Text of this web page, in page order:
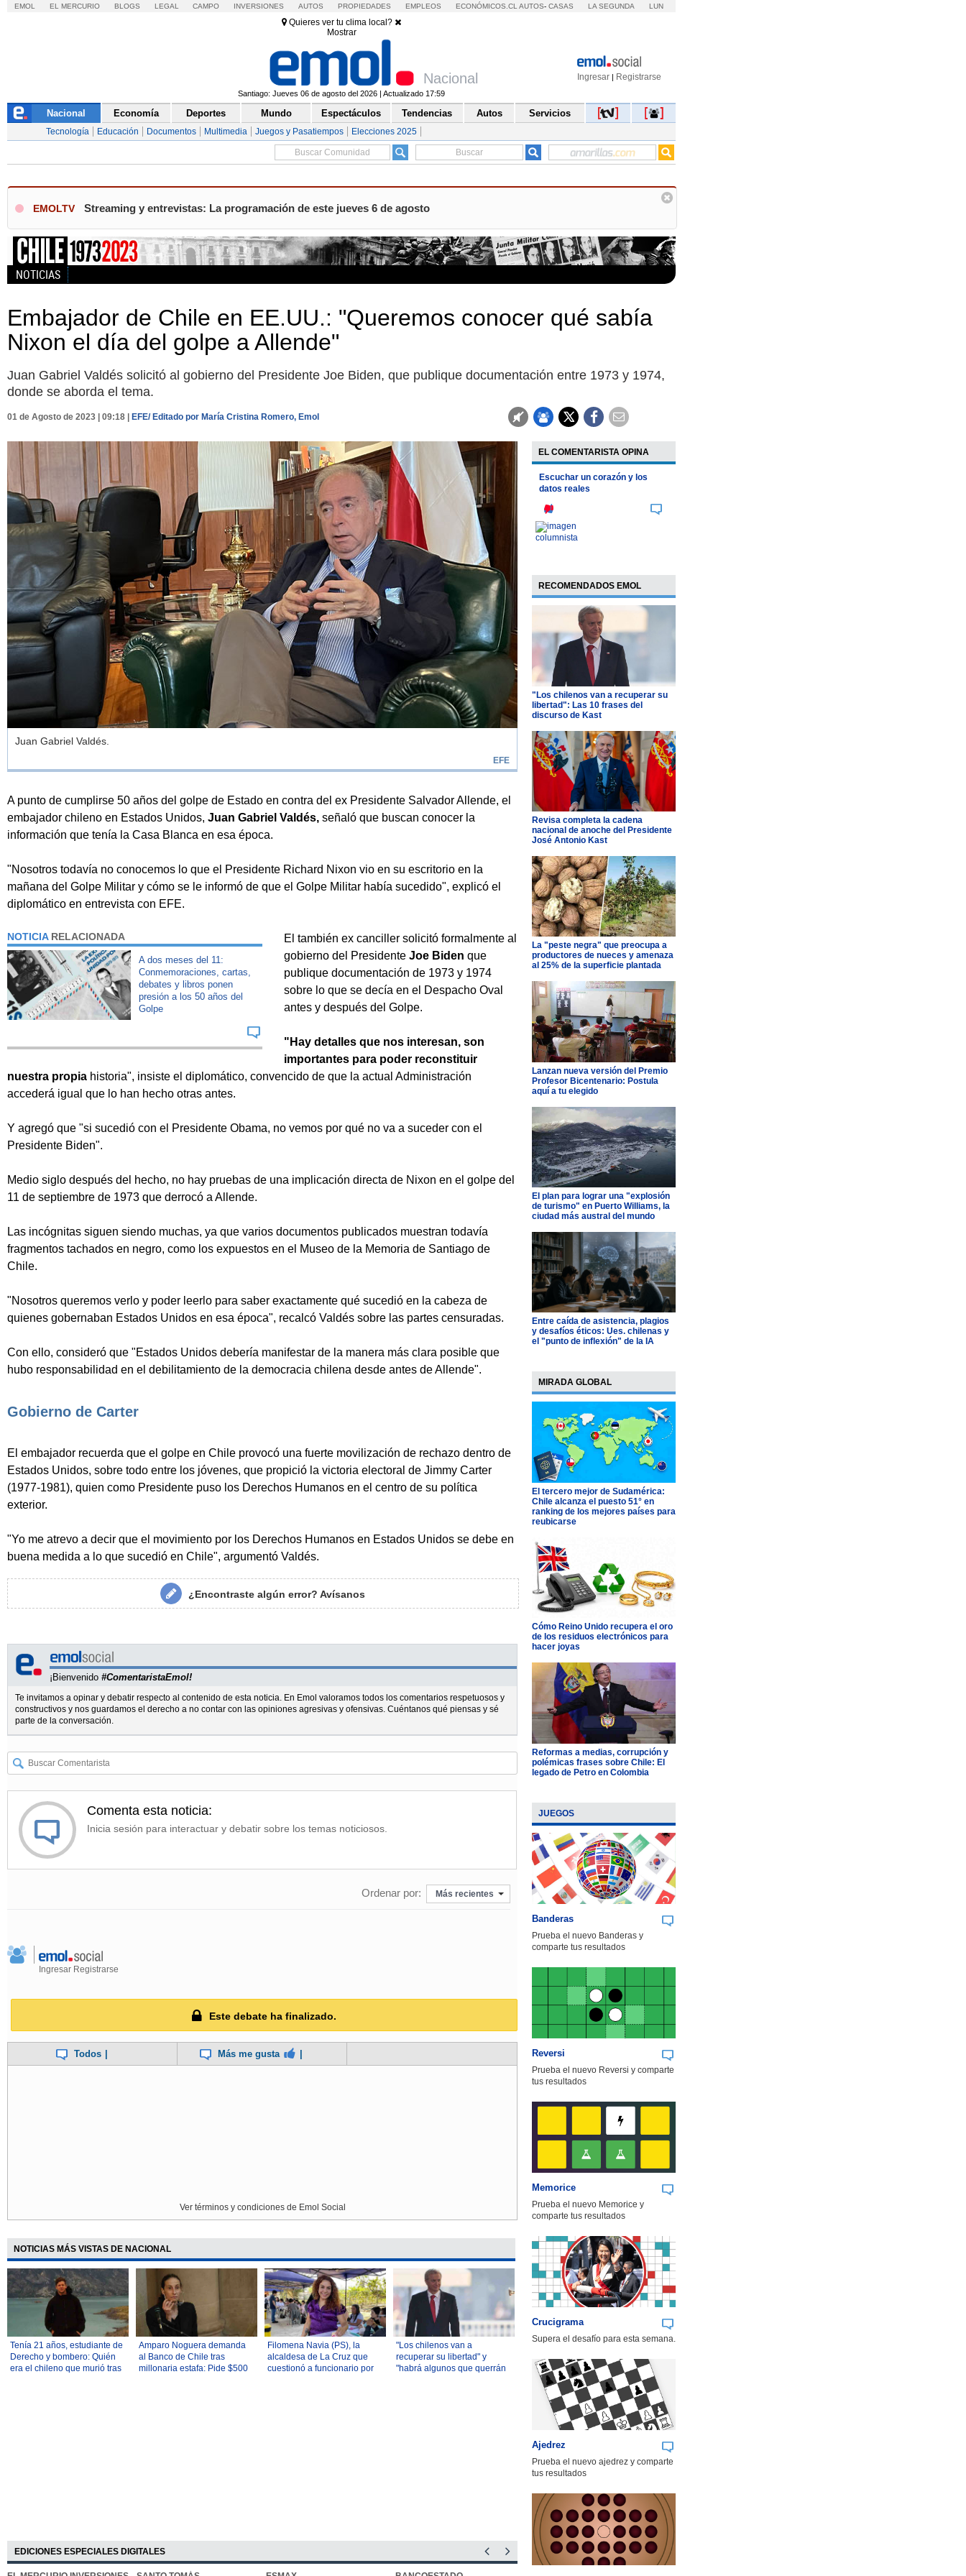
EMOL EL MERCURIO BLOGS LEGAL CAMPO INVERSIONES AUTOS PROPIEDADES EMPLEOS ECONÓMICOS.CL AUTOS- CASAS LA SEGUNDA LUN
Quieres ver tu clima local?
Mostrar
Ingresar | Registrarse
Nacional
Santiago: Jueves 06 de agosto del 2026 | Actualizado 17:59
Nacional Economía Deportes Mundo Espectáculos Tendencias Autos Servicios
Tecnología Educación Documentos Multimedia Juegos y Pasatiempos Elecciones 2025
EMOLTV Streaming y entrevistas: La programación de este jueves 6 de agosto
NOTICIAS
Embajador de Chile en EE.UU.: "Queremos conocer qué sabía
Nixon el día del golpe a Allende"
Juan Gabriel Valdés solicitó al gobierno del Presidente Joe Biden, que publique documentación entre 1973 y 1974,
donde se aborda el tema.
01 de Agosto de 2023 | 09:18 | EFE/ Editado por María Cristina Romero, Emol
Juan Gabriel Valdés.
EFE
A punto de cumplirse 50 años del golpe de Estado en contra del ex Presidente Salvador Allende, el
embajador chileno en Estados Unidos, Juan Gabriel Valdés, señaló que buscan conocer la
información que tenía la Casa Blanca en esa época.
"Nosotros todavía no conocemos lo que el Presidente Richard Nixon vio en su escritorio en la
mañana del Golpe Militar y cómo se le informó de que el Golpe Militar había sucedido", explicó el
diplomático en entrevista con EFE.
NOTICIARELACIONADA
A dos meses del 11:
Conmemoraciones, cartas,
debates y libros ponen
presión a los 50 años del
Golpe
El también ex canciller solicitó formalmente al
gobierno del Presidente Joe Biden que
publique documentación de 1973 y 1974
sobre lo que se decía en el Despacho Oval
antes y después del Golpe.
"Hay detalles que nos interesan, son
importantes para poder reconstituir
nuestra propia historia", insiste el diplomático, convencido de que la actual Administración
accederá igual que lo han hecho otras antes.
Y agregó que "si sucedió con el Presidente Obama, no vemos por qué no va a suceder con el
Presidente Biden".
Medio siglo después del hecho, no hay pruebas de una implicación directa de Nixon en el golpe del
11 de septiembre de 1973 que derrocó a Allende.
Las incógnitas siguen siendo muchas, ya que varios documentos publicados muestran todavía
fragmentos tachados en negro, como los expuestos en el Museo de la Memoria de Santiago de
Chile.
"Nosotros queremos verlo y poder leerlo para saber exactamente qué sucedió en la cabeza de
quienes gobernaban Estados Unidos en esa época", recalcó Valdés sobre las partes censuradas.
Con ello, consideró que "Estados Unidos debería manifestar de la manera más clara posible que
hubo responsabilidad en el debilitamiento de la democracia chilena desde antes de Allende".
Gobierno de Carter
El embajador recuerda que el golpe en Chile provocó una fuerte movilización de rechazo dentro de
Estados Unidos, sobre todo entre los jóvenes, que propició la victoria electoral de Jimmy Carter
(1977-1981), quien como Presidente puso los Derechos Humanos en el centro de su política
exterior.
"Yo me atrevo a decir que el movimiento por los Derechos Humanos en Estados Unidos se debe en
buena medida a lo que sucedió en Chile", argumentó Valdés.
¿Encontraste algún error?Avísanos
¡Bienvenido #ComentaristaEmol!
Te invitamos a opinar y debatir respecto al contenido de esta noticia. En Emol valoramos todos los comentarios respetuosos y
constructivos y nos guardamos el derecho a no contar con las opiniones agresivas y ofensivas. Cuéntanos qué piensas y sé
parte de la conversación.
Comenta esta noticia:
Inicia sesión para interactuar y debatir sobre los temas noticiosos.
Ordenar por: Más recientes
Ingresar Registrarse
Este debate ha finalizado.
Todos Más me gusta
Ver términos y condiciones de Emol Social
NOTICIAS MÁS VISTAS DE NACIONAL
Tenía 21 años, estudiante de
Derecho y bombero: Quién
era el chileno que murió tras
Amparo Noguera demanda
al Banco de Chile tras
millonaria estafa: Pide $500
Filomena Navia (PS), la
alcaldesa de La Cruz que
cuestionó a funcionario por
"Los chilenos van a
recuperar su libertad" y
"habrá algunos que querrán
EDICIONES ESPECIALES DIGITALES
EL COMENTARISTA OPINA
Escuchar un corazón y los
datos reales
RECOMENDADOS EMOL
"Los chilenos van a recuperar su
libertad": Las 10 frases del
discurso de Kast
Revisa completa la cadena
nacional de anoche del Presidente
José Antonio Kast
La "peste negra" que preocupa a
productores de nueces y amenaza
al 25% de la superficie plantada
Lanzan nueva versión del Premio
Profesor Bicentenario: Postula
aquí a tu elegido
El plan para lograr una "explosión
de turismo" en Puerto Williams, la
ciudad más austral del mundo
Entre caída de asistencia, plagios
y desafíos éticos: Ues. chilenas y
el "punto de inflexión" de la IA
MIRADA GLOBAL
El tercero mejor de Sudamérica:
Chile alcanza el puesto 51° en
ranking de los mejores países para
reubicarse
Cómo Reino Unido recupera el oro
de los residuos electrónicos para
hacer joyas
Reformas a medias, corrupción y
polémicas frases sobre Chile: El
legado de Petro en Colombia
JUEGOS
Banderas
Prueba el nuevo Banderas y
comparte tus resultados
Reversi
Prueba el nuevo Reversi y comparte
tus resultados
Memorice
Prueba el nuevo Memorice y
comparte tus resultados
Crucigrama
Supera el desafío para esta semana.
Ajedrez
Prueba el nuevo ajedrez y comparte
tus resultados